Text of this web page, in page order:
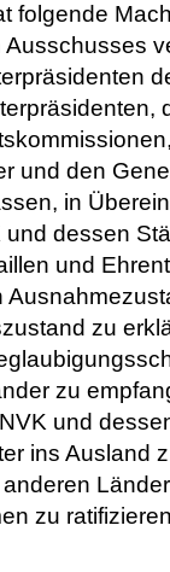
folgende
und den
in
dessen
und
zu
zu
und
ins Ausland
zu